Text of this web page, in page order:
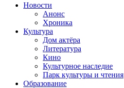
Новости
Анонс
Хроника
Культура
Дом актёра
Литература
Кино
Культурное наследие
Парк культуры и чтения
Образование